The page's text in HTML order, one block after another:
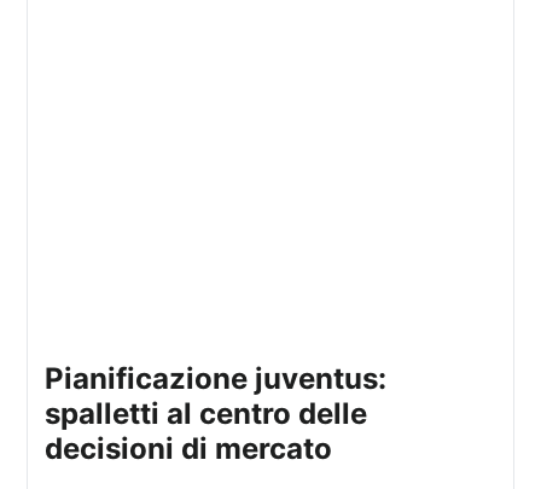
pianificazione juventus:
spalletti al centro delle
decisioni di mercato